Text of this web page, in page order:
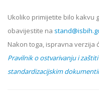
Ukoliko primijetite bilo kakvu
obavijestite na
Nakon toga, ispravna verzija
Pravilnik o ostvarivanju i
standardizacijskim